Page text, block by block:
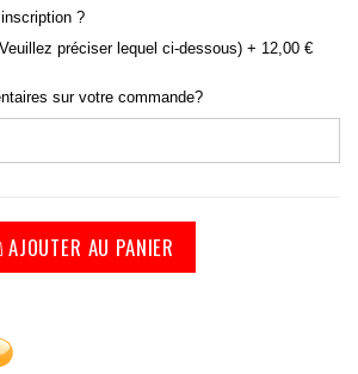
?
préciser lequel ci-dessous) + 12,00 €
sur votre commande?
AJOUTER AU PANIER